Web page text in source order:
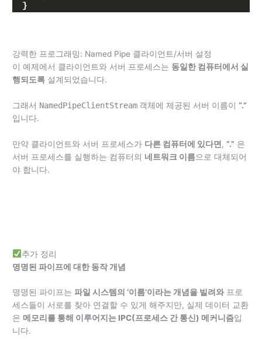
}
강력한 프로그래밍: Named Pipe 클라이언트/서버 설정
이 예제에서 클라이언트와 서버 프로세스는 동일한 컴퓨터에서 실
행되도록 설계되었습니다.
그래서 NamedPipeClientStream 객체에 제공된 서버 이름이“.”
입니다.
만약 클라이언트와 서버 프로세스가 다른 컴퓨터에 있다면 ,“.” 은
서버 프로세스를 실행하는 컴퓨터의 네트워크 이름으로 대체되어
야 합니다.
추가 정리
명명된 파이프에 대한 동작 개념
명명된 파이프는 파일 시스템의 ‘이름’이라는 개념을 빌려와프로
세스들이 서로를 찾아 연결할 수 있게 해주지만, 실제 데이터 교환
은 메모리를 통해 이루어지는 IPC(프로세스 간 통신) 메커니즘입
니다.